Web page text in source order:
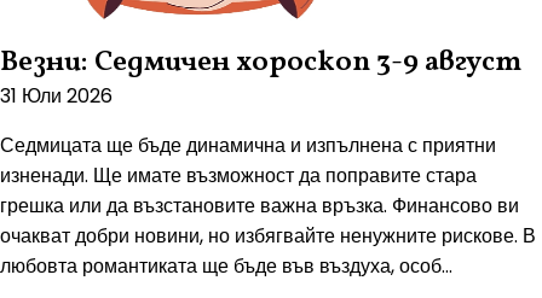
Везни: Седмичен хороскоп 3-9 август
31 Юли 2026
Седмицата ще бъде динамична и изпълнена с приятни
изненади. Ще имате възможност да поправите стара
грешка или да възстановите важна връзка. Финансово ви
очакват добри новини, но избягвайте ненужните рискове. В
любовта романтиката ще бъде във въздуха, особ...